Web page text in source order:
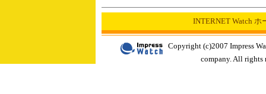
INTERNET Watch ホ
Copyright (c)2007 Impress
company. All rights